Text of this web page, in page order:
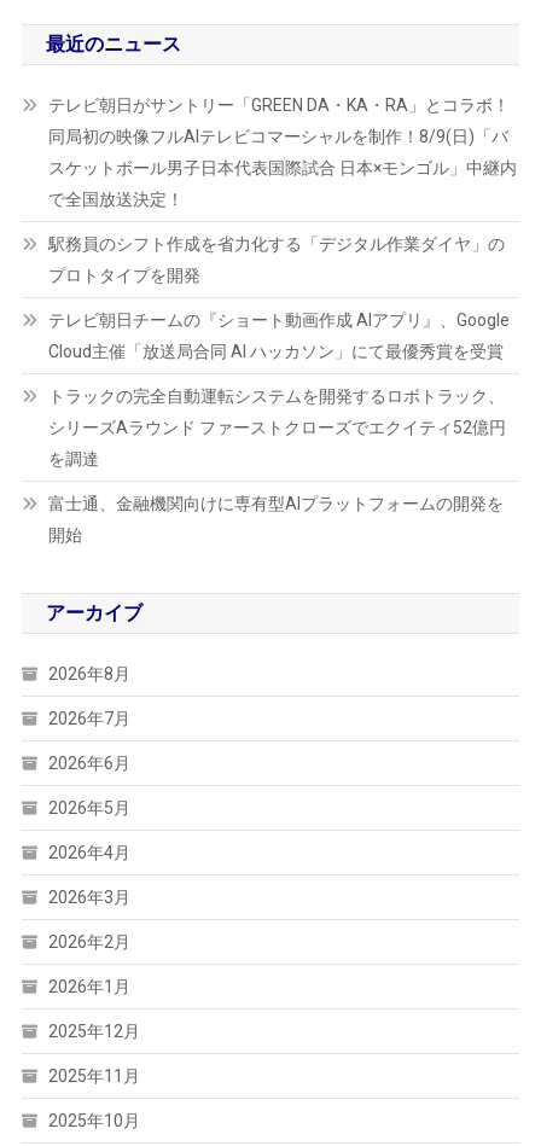
最近のニュース
テレビ朝日がサントリー「GREEN DA・KA・RA」とコラボ！
同局初の映像フルAIテレビコマーシャルを制作！8/9(日)「バ
スケットボール男子日本代表国際試合 日本×モンゴル」中継内
で全国放送決定！
駅務員のシフト作成を省力化する「デジタル作業ダイヤ」の
プロトタイプを開発
テレビ朝日チームの『ショート動画作成 AIアプリ』、Google
Cloud主催「放送局合同 AI ハッカソン」にて最優秀賞を受賞
トラックの完全自動運転システムを開発するロボトラック、
シリーズAラウンド ファーストクローズでエクイティ52億円
を調達
富士通、金融機関向けに専有型AIプラットフォームの開発を
開始
アーカイブ
2026年8月
2026年7月
2026年6月
2026年5月
2026年4月
2026年3月
2026年2月
2026年1月
2025年12月
2025年11月
2025年10月